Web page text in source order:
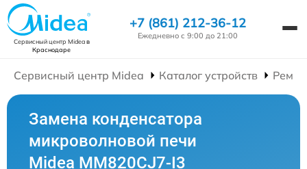
Сервисный центр Mideaв
Краснодаре
+7 (861) 212-36-12
Ежедневно с 9:00 до 21:00
Сервисный центр Midea Каталог устройств
Замена конденсатора
микроволновой печи
Midea MM820CJ7-I3